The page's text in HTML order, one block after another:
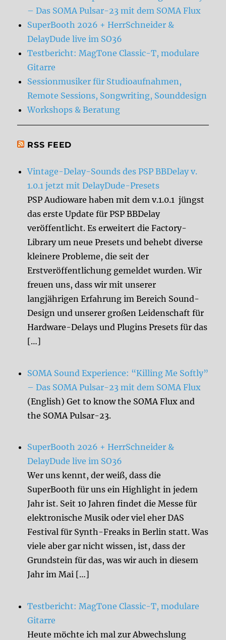
– Das SOMA Pulsar-23 mit dem SOMA Flux
SuperBooth 2026 + HerrSchneider &
DelayDude live im SO36
Testbericht: MagTone Classic-T, modulare
Gitarre
Sessionmusiker für Studioaufnahmen,
Remote Sessions, Songwriting, Sounddesign
Workshops & Beratung
RSS FEED
Vintage-Delay-Sounds des PSP BBDelay v.
1.0.1 jetzt mit DelayDude-Presets
PSP Audioware haben mit dem v.1.0.1 jüngst
das erste Update für PSP BBDelay
veröffentlicht. Es erweitert die Factory-
Library um neue Presets und behebt diverse
kleinere Probleme, die seit der
Erstveröffentlichung gemeldet wurden. Wir
freuen uns, dass wir mit unserer
langjährigen Erfahrung im Bereich Sound-
Design und unserer großen Leidenschaft für
Hardware-Delays und Plugins Presets für das
[…]
SOMA Sound Experience: “Killing Me Softly”
– Das SOMA Pulsar-23 mit dem SOMA Flux
(English) Get to know the SOMA Flux and
the SOMA Pulsar-23.
SuperBooth 2026 + HerrSchneider &
DelayDude live im SO36
Wer uns kennt, der weiß, dass die
SuperBooth für uns ein Highlight in jedem
Jahr ist. Seit 10 Jahren findet die Messe für
elektronische Musik oder viel eher DAS
Festival für Synth-Freaks in Berlin statt. Was
viele aber gar nicht wissen, ist, dass der
Grundstein für das, was wir auch in diesem
Jahr im Mai […]
Testbericht: MagTone Classic-T, modulare
Gitarre
Heute möchte ich mal zur Abwechslung